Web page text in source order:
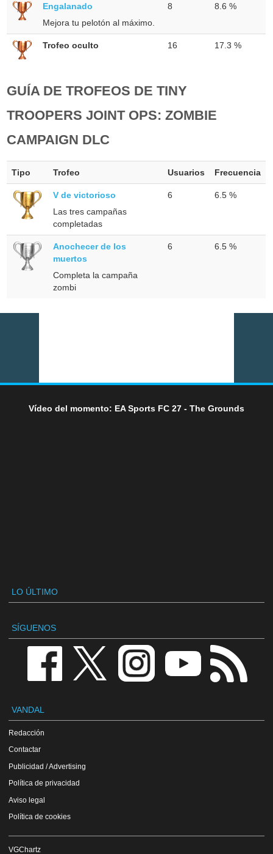
Engalanado
Mejora tu pelotón al máximo.
8 8.6 %
Trofeo oculto 16 17.3 %
GUÍA DE TROFEOS DE TINY
TROOPERS JOINT OPS: ZOMBIE
CAMPAIGN DLC
Tipo Trofeo Usuarios Frecuencia
V de victorioso
Las tres campañas
completadas
6 6.5 %
Anochecer de los
muertos
Completa la campaña
zombi
6 6.5 %
Vídeo del momento: EA Sports FC 27 - The Grounds
LO ÚLTIMO
SÍGUENOS
VANDAL
Redacción
Contactar
Publicidad / Advertising
Política de privacidad
Aviso legal
Política de cookies
VGChartz